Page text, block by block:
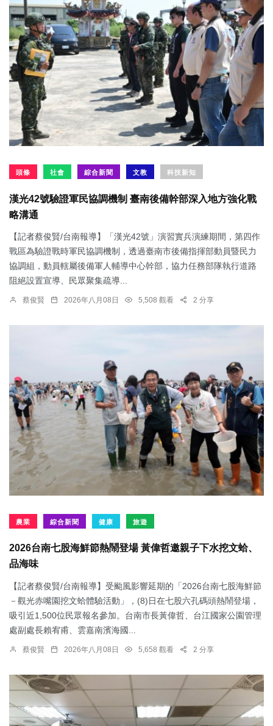
頭條 社會 綜合新聞 文教 科技新知
漢光42號驗證軍民協調機制 臺南後備幹部深入地方強化戰
略溝通
【記者蔡俊賢/台南報導】「漢光42號」演習實兵演練期間，第四作
戰區為驗證戰時軍民協調機制，透過臺南市後備指揮部動員暨民力
協調組，動員轄屬後備軍人輔導中心幹部，協力任務部隊執行道路
阻絕設置宣導、民眾聚集疏導...
蔡俊賢 2026年八月08日 5,508 觀看 2 分享
農業 綜合新聞 健康 旅遊
2026台南七股海鮮節熱鬧登場 黃偉哲邀親子下水挖文蛤、
品海味
【記者蔡俊賢/台南報導】受颱風影響延期的「2026台南七股海鮮節
－觀光赤嘴園挖文蛤體驗活動」，(8)日在七股六孔碼頭熱鬧登場，
吸引近1,500位民眾報名參加。台南市長黃偉哲、台江國家公園管理
處副處長賴宥甫、雲嘉南濱海國...
蔡俊賢 2026年八月08日 5,658 觀看 2 分享